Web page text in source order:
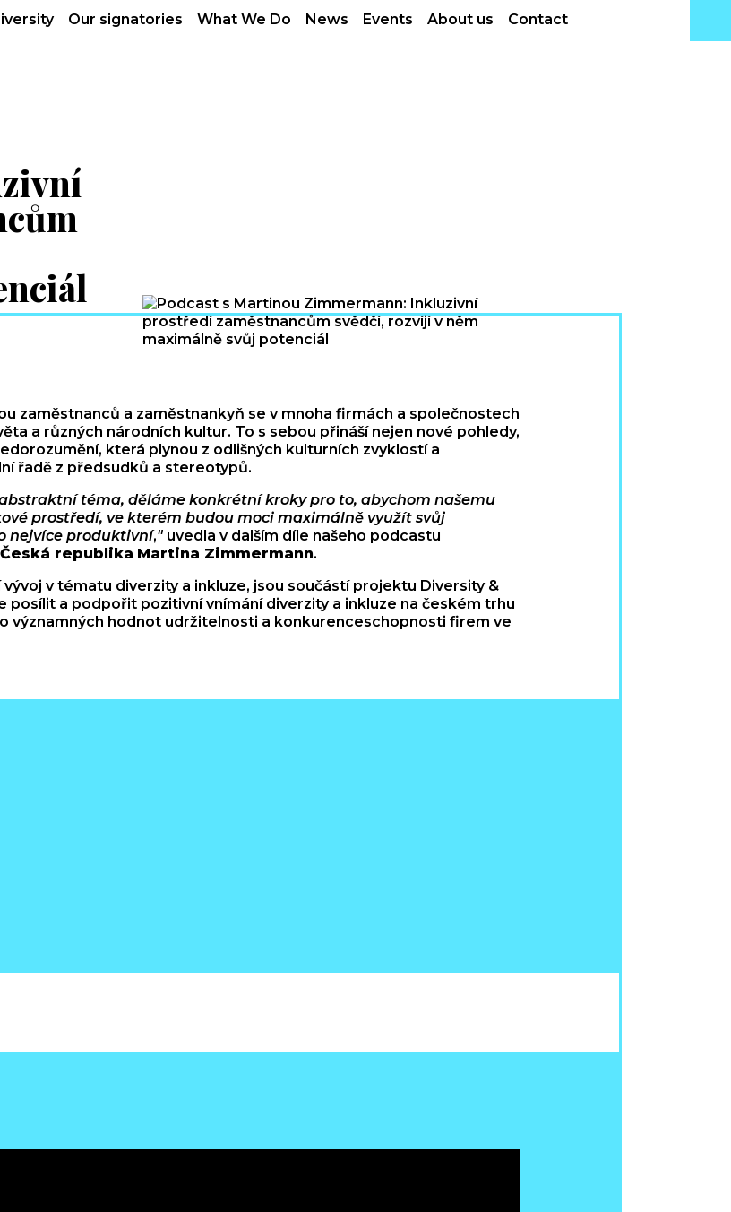
Our signatories What We Do News Events About us Contact
zaměstnanců a zaměstnankyň se v mnoha firmách a společnostech
a různých národních kultur. To s sebou přináší nejen nové pohledy,
která plynou z odlišných kulturních zvyklostí a
řadě z předsudků a stereotypů.
téma, děláme konkrétní kroky pro to, abychom našemu
prostředí, ve kterém budou moci maximálně využít svůj
nejvíce produktivní," uvedla v dalším díle našeho podcastu
Česká republika Martina Zimmermann.
v tématu diverzity a inkluze, jsou součástí projektu Diversity &
posílit a podpořit pozitivní vnímání diverzity a inkluze na českém trhu
významných hodnot udržitelnosti a konkurenceschopnosti firem ve